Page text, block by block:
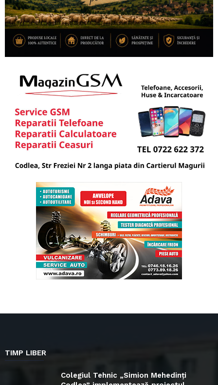
TIMP LIBER
Colegiul Tehnic „Simion Mehedinți